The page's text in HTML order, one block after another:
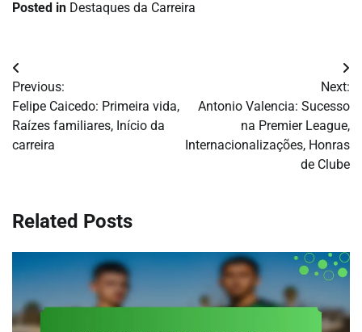
Posted in Destaques da Carreira
Post
navigation
Previous:
Felipe Caicedo: Primeira vida,
Raízes familiares, Início da
carreira
Next:
Antonio Valencia: Sucesso
na Premier League,
Internacionalizações, Honras
de Clube
Related Posts